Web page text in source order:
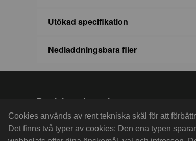
Cookies används av rent tekniska skäl för att
Det finns två typer av cookies: Den ena typen
Utökad specifikation
Nedladdningsbara filer
Betalningsalternativ
Faktura 30 dagar netto efter
godkänd kredit eller swisha
till nr 1236719157.